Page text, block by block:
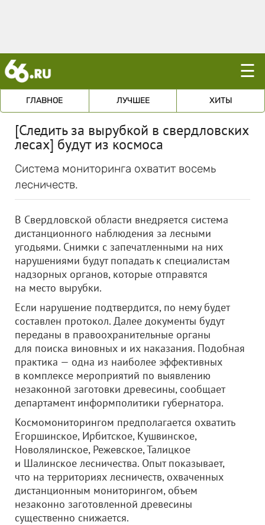
☰
ГЛАВНОЕ ЛУЧШЕЕ ХИТЫ
[Следить за вырубкой в свердловских
лесах] будут из космоса
Система мониторинга охватит восемь
лесничеств.
В Свердловской области внедряется система
дистанционного наблюдения за лесными
угодьями. Снимки с запечатленными на них
нарушениями будут попадать к специалистам
надзорных органов, которые отправятся
на место вырубки.
Если нарушение подтвердится, по нему будет
составлен протокол. Далее документы будут
переданы в правоохранительные органы
для поиска виновных и их наказания. Подобная
практика — одна из наиболее эффективных
в комплексе мероприятий по выявлению
незаконной заготовки древесины, сообщает
департамент информполитики губернатора.
Космомониторингом предполагается охватить
Егоршинское, Ирбитское, Кушвинское,
Новолялинское, Режевское, Талицкое
и Шалинское лесничества. Опыт показывает,
что на территориях лесничеств, охваченных
дистанционным мониторингом, объем
незаконно заготовленной древесины
существенно снижается.